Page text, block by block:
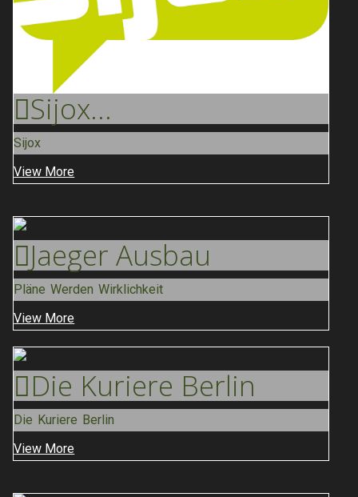
Sijox...
Sijox
View More
Jaeger Ausbau
Pläne Werden Wirklichkeit
View More
Die Kuriere Berlin
Die Kuriere Berlin
View More